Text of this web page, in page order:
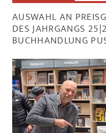
AUSWAHL AN
DES JAHRGANGS
BUCHHANDLUNG